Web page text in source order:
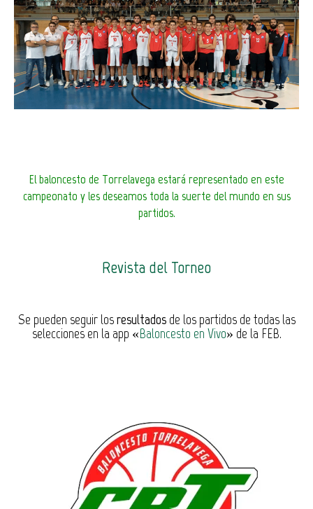
El baloncesto de Torrelavega estará representado en este
campeonato y les deseamos toda la suerte del mundo en sus
partidos.
Revista del Torneo
Se pueden seguir losresultadosde los partidos de todas las
selecciones en la app «Baloncesto en Vivo» de la FEB.